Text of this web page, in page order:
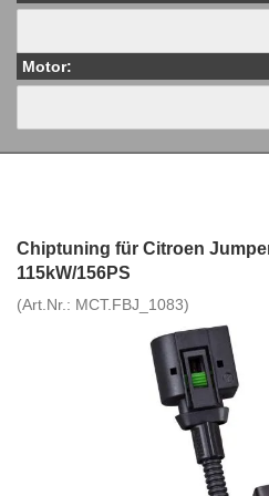
Motor:
Chiptuning für Citroen
115kW/156PS
(Art.Nr.: MCT.FBJ_1083)